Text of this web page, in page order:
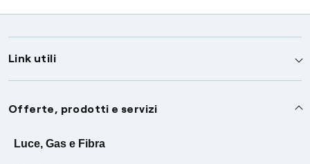
Link utili
Assistenza
Avvisi
Servizi
Offerte, prodotti e servizi
Luce, Gas e Fibra